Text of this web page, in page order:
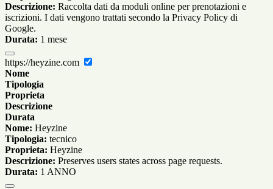
Descrizione: Raccolta dati da moduli online per prenotazioni e
iscrizioni. I dati vengono trattati secondo la Privacy Policy di
Google.
Durata: 1 mese
https://heyzine.com
Nome
Tipologia
Proprieta
Descrizione
Durata
Nome: Heyzine
Tipologia: tecnico
Proprieta: Heyzine
Descrizione: Preserves users states across page requests.
Durata: 1 ANNO